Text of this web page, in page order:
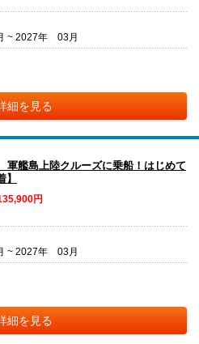
~ 2027年 03月
細を見る
軍艦島上陸クルーズに乗船！はじめて
円
~ 2027年 03月
細を見る